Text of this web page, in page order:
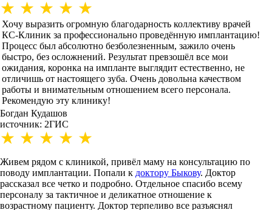
Хочу выразить огромную благодарность коллективу врачей
КС-Клиник за профессионально проведённую имплантацию!
Процесс был абсолютно безболезненным, зажило очень
быстро, без осложнений. Результат превзошёл все мои
ожидания, коронка на импланте выглядит естественно, не
отличишь от настоящего зуба. Очень довольна качеством
работы и внимательным отношением всего персонала.
Рекомендую эту клинику!
Богдан Кудашов
источник: 2ГИС
Живем рядом с клиникой, привёл маму на консультацию по
поводу имплантации. Попали к доктору Быкову. Доктор
рассказал все четко и подробно. Отдельное спасибо всему
персоналу за тактичное и деликатное отношение к
возрастному пациенту. Доктор терпеливо все разъяснял